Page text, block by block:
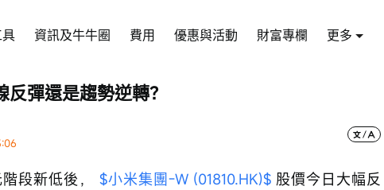
資訊及牛牛圈 費用 優惠與活動 財富專欄 更多
彈還是趨勢逆轉？
段新低後， $小米集團-W (01810.HK)$ 股價今日大幅反